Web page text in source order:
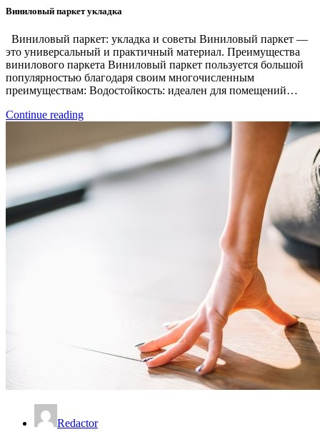
Виниловый паркет укладка
Виниловый паркет: укладка и советы Виниловый паркет —
это универсальный и практичный материал. Преимущества
винилового паркета Виниловый паркет пользуется большой
популярностью благодаря своим многочисленным
преимуществам: Водостойкость: идеален для помещений…
Continue reading
Redactor